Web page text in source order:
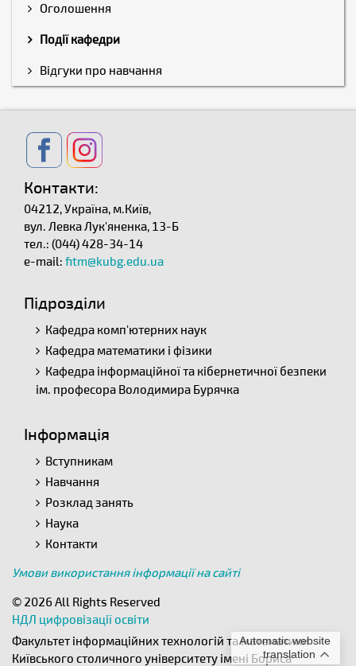
Оголошення
Події кафедри
Відгуки про навчання
Automatic website
translation
Контакти:
04212, Україна, м.Київ,
вул. Левка Лук'яненка, 13-Б
тел.: (044) 428-34-14
e-mail: fitm@kubg.edu.ua
Підрозділи
Кафедра комп'ютерних наук
Кафедра математики і фізики
Кафедра інформаційної та кібернетичної безпеки
ім. професора Володимира Бурячка
Інформація
Вступникам
Навчання
Розклад занять
Наука
Контакти
Умови використання інформації на сайті
© 2026 All Rights Reserved
НДЛ цифровізації освіти
Факультет інформаційних технологій та математики
Київського столичного університету імені Бориса